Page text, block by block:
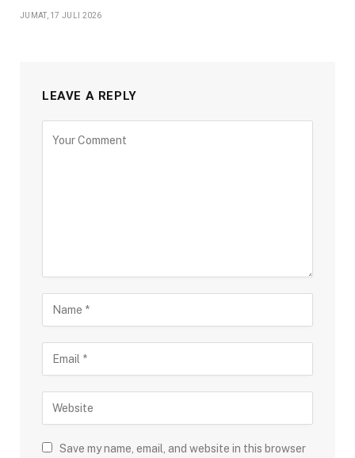
JUMAT, 17 JULI 2026
LEAVE A REPLY
Save my name, email, and website in this browser